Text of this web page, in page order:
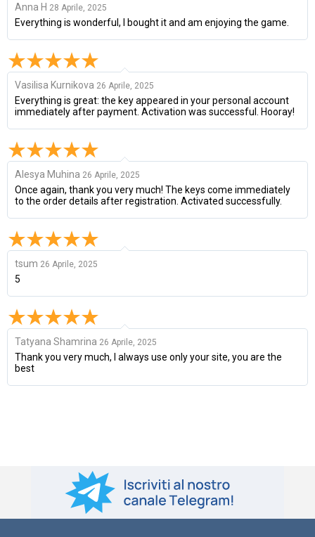
Anna H 28 Aprile, 2025
Everything is wonderful, I bought it and am enjoying the game.
Vasilisa Kurnikova 26 Aprile, 2025
Everything is great: the key appeared in your personal account
immediately after payment. Activation was successful. Hooray!
Alesya Muhina 26 Aprile, 2025
Once again, thank you very much! The keys come immediately
to the order details after registration. Activated successfully.
tsum 26 Aprile, 2025
5
Tatyana Shamrina 26 Aprile, 2025
Thank you very much, I always use only your site, you are the
best